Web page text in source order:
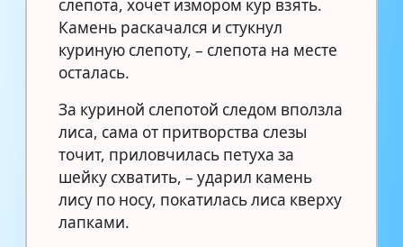
слепота, хочет измором кур взять.
Камень раскачался и стукнул
куриную слепоту, – слепота на месте
осталась.
За куриной слепотой следом вползла
лиса, сама от притворства слезы
точит, приловчилась петуха за
шейку схватить, – ударил камень
лису по носу, покатилась лиса кверху
лапками.